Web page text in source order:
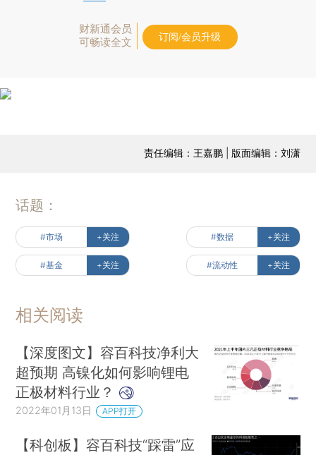
财新通会员
可畅读全文
订阅/会员升级
责任编辑：王嘉鹏 | 版面编辑：刘潇
话题：
#市场 +关注 #数据 +关注
#基金 +关注 #流动性 +关注
相关阅读
【深度图文】容百科技净利大
超预期 高镍化如何影响锂电
正极材料行业？
2022年01月13日 APP打开
【科创板】容百科技“踩雷”应